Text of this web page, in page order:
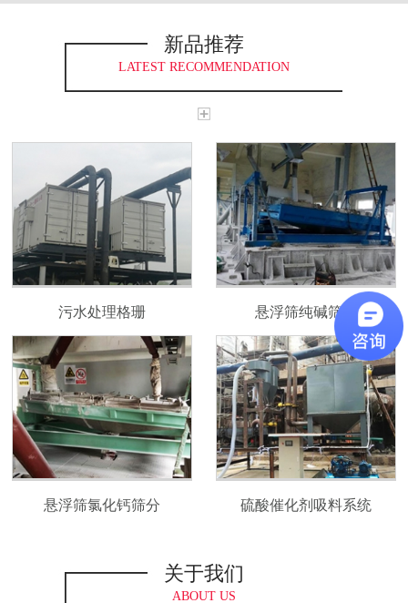
新品推荐
LATEST RECOMMENDATION
污水处理格珊 悬浮筛纯碱筛分
悬浮筛氯化钙筛分 硫酸催化剂吸料系统
关于我们
ABOUT US